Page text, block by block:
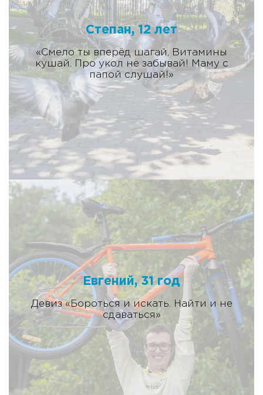
Степан, 12 лет
«Смело ты вперёд шагай, Витамины
кушай. Про укол не забывай! Маму с
папой слушай!»
Евгений, 31 год
Девиз «Бороться и искать. Найти и не
сдаваться»